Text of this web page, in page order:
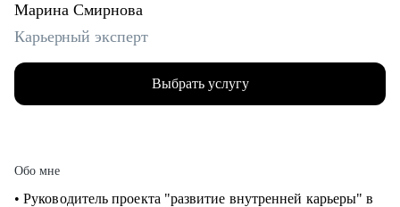
Марина Смирнова
Карьерный эксперт
Выбрать услугу
Обо мне
• Руководитель проекта "развитие внутренней карьеры" в